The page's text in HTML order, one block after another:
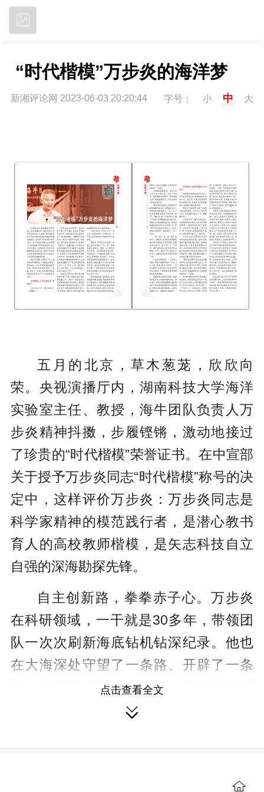
“时代楷模”万步炎的海洋梦
新湘评论网 2023-06-03 20:20:44 字号： 小 中 大
五月的北京，草木葱茏，欣欣向
荣。央视演播厅内，湖南科技大学海洋
实验室主任、教授，海牛团队负责人万
步炎精神抖擞，步履铿锵，激动地接过
了珍贵的“时代楷模”荣誉证书。在中宣部
关于授予万步炎同志“时代楷模”称号的决
定中，这样评价万步炎：万步炎同志是
科学家精神的模范践行者，是潜心教书
育人的高校教师楷模，是矢志科技自立
自强的深海勘探先锋。
自主创新路，拳拳赤子心。万步炎
在科研领域，一干就是30多年，带领团
队一次次刷新海底钻机钻深纪录。他也
在大海深处守望了一条路、开辟了一条
路，这条通往深海的路激励着无数个平
点击查看全文
